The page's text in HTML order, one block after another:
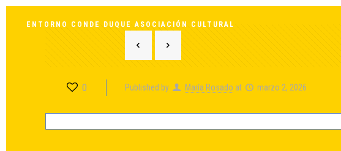
ENTORNO CONDE DUQUE ASOCIACIÓN CULTURAL
0 Published by María Rosado at marzo 2, 2026